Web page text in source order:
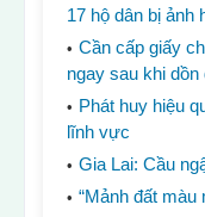
17 hộ dân bị
Cần cấp giấy
ngay sau khi dồn
Phát huy hiệu
lĩnh vực
Gia Lai: Cầu
“Mảnh đất màu